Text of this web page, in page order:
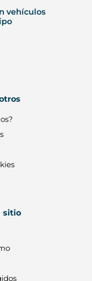
vehículos
sitio